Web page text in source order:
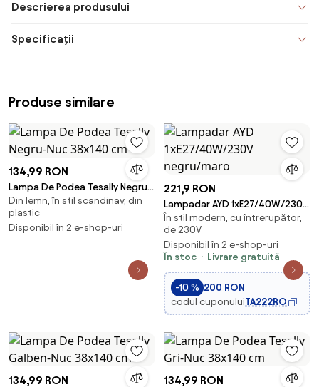
Descrierea produsului
Specificații
Produse similare
134,99 RON
Lampa De Podea Tesally Negru-
Nuc 38x140 cm
Din lemn, în stil scandinav, din
plastic
Disponibil în 2 e-shop-uri
221,9 RON
Lampadar AYD 1xE27/40W/230V
negru/maro
În stil modern, cu întrerupător,
de 230V
Disponibil în 2 e-shop-uri
În stoc
Livrare gratuită
-10 % 200 RON
codul cuponuluiTA222RO
134,99 RON 134,99 RON